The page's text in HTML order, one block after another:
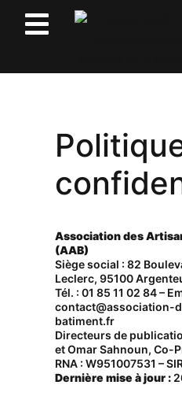
Association des
(AAB)
Siège social : 82
Leclerc, 95100
Tél. : 01 85 11 02 84 –
contact@association-
batiment.fr
Directeurs de
et Omar Sahnoun, Co-
RNA : W951007531 –
Dernière mise à jour :